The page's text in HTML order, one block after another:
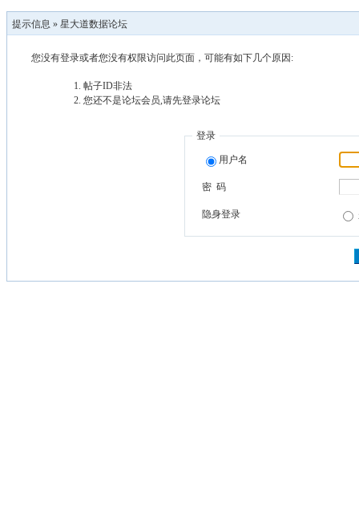
提示信息 » 星大道数据论坛
您没有登录或者您没有权限访问此页面，可能有如下几个原因:
帖子ID非法
您还不是论坛会员,请先登录论坛
登录
用户名
密 码
隐身登录